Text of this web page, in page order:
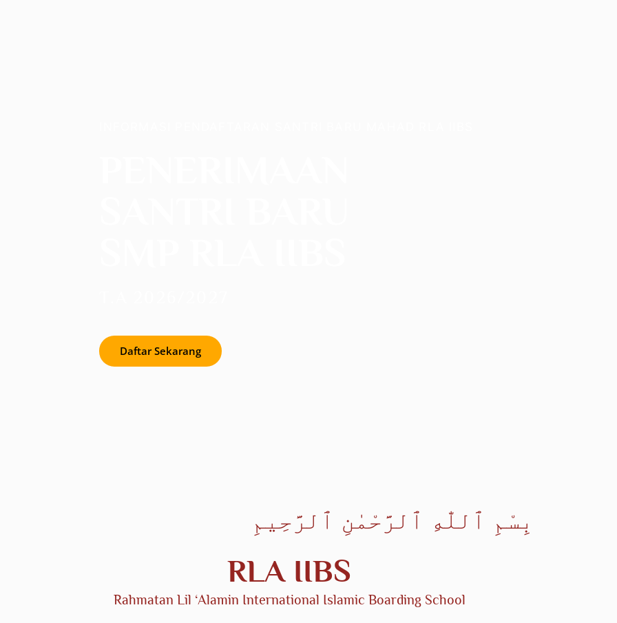
Daftar Sekarang
RLA IIBS
Rahmatan Lil ‘Alamin International Islamic Boarding School